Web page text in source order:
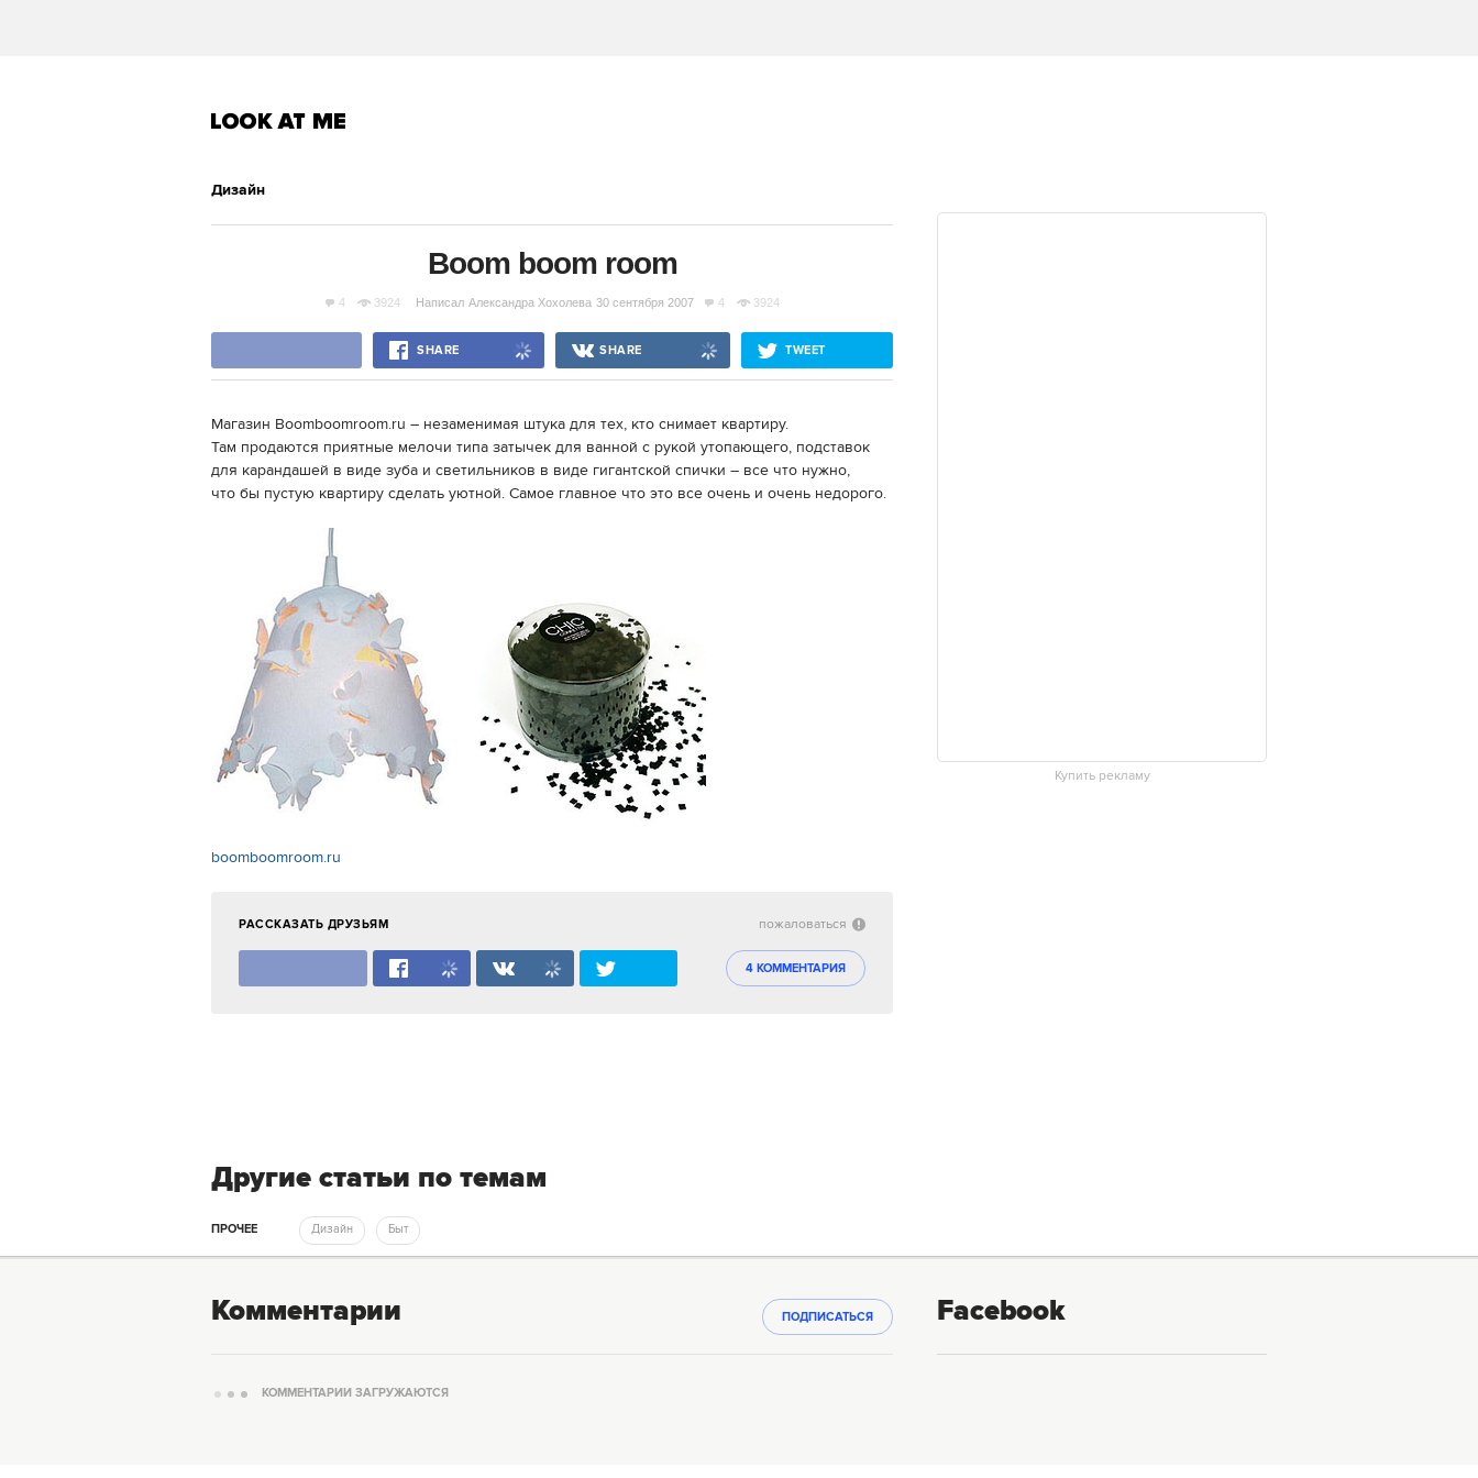
Дизайн
Boom boom room
4 3924 Написал Александра Хохолева 30 сентября 2007 4 3924
SHARE SHARE TWEET
Магазин Boomboomroom.ru – незаменимая штука для тех, кто снимает квартиру.
Там продаются приятные мелочи типа затычек для ванной с рукой утопающего, подставок
для карандашей в виде зуба и светильников в виде гигантской спички – все что нужно,
что бы пустую квартиру сделать уютной. Самое главное что это все очень и очень недорого.
boomboomroom.ru
РАССКАЗАТЬ ДРУЗЬЯМ
4 КОММЕНТАРИЯ
пожаловаться
Купить рекламу
Другие статьи по темам
ПРОЧЕЕ Дизайн Быт
Комментарии ПОДПИСАТЬСЯ
КОММЕНТАРИИ ЗАГРУЖАЮТСЯ
Facebook